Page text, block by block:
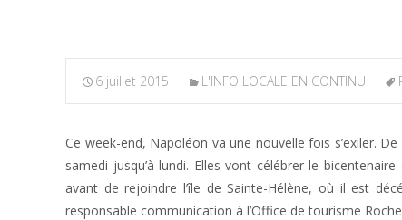
6 juillet 2015 L'INFO LOCALE EN CONTINU
Ce week-end, Napoléon va une nouvelle fois s’exiler.
samedi jusqu’à lundi. Elles vont célébrer le
avant de rejoindre l’île de Sainte-Hélène, où il est
responsable communication à l’Office de tourisme